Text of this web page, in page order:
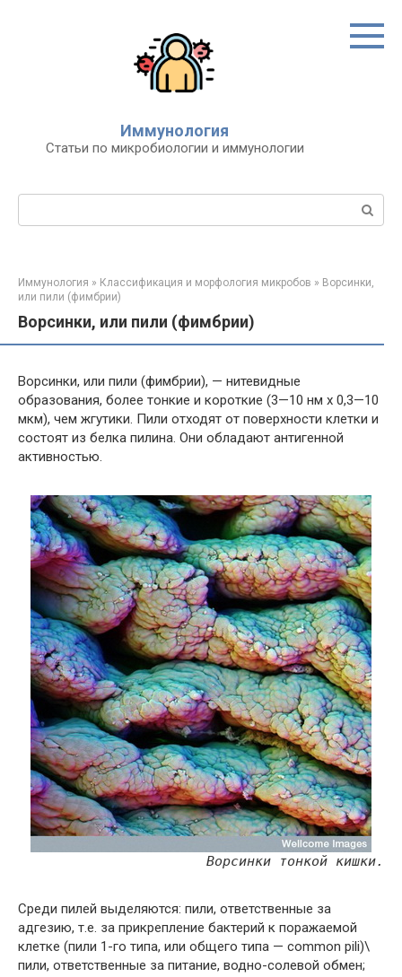
Иммунология
Статьи по микробиологии и иммунологии
Поиск:
Иммунология » Классификация и морфология микробов » Ворсинки,
или пили (фимбрии)
Ворсинки, или пили (фимбрии)
Ворсинки, или пили (фимбрии), — нитевидные
образования, более тонкие и короткие (3—10 нм х 0,3—10
мкм), чем жгутики. Пили отходят от поверхности клетки и
состоят из белка пилина. Они обладают антигенной
активностью.
Ворсинки тонкой кишки.
Среди пилей выделяются: пили, ответственные за
адгезию, т.е. за прикрепление бактерий к поражаемой
клетке (пили 1-го типа, или общего типа — common pili)\
пили, ответственные за питание, водно-солевой обмен;